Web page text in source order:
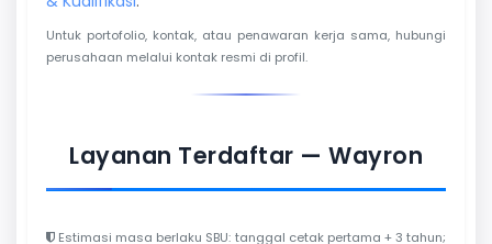
Untuk portofolio, kontak, atau penawaran kerja sama, hubungi
perusahaan melalui kontak resmi di profil.
Layanan Terdaftar — Wayron
Estimasi masa berlaku SBU: tanggal cetak pertama + 3 tahun;